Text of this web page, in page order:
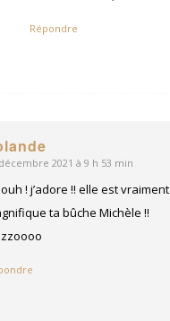
Répondre
2021 à 9 h 53 min
! j’adore !! elle est vraiment
ta bûche Michèle !!